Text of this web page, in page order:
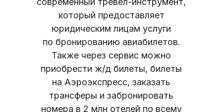
который предоставляет
юридическим лицам услуги
по бронированию авиабилетов.
Также через сервис можно
приобрести ж/д билеты, билеты
на Аэроэкспресс, заказать
трансферы и забронировать
номера в 2 млн отелей по всему